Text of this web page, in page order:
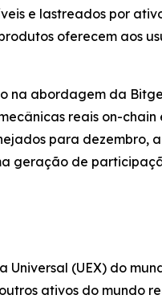
e lastreados por
oferecem aos
na abordagem da
reais on-
para
geração de
Universal (UEX) do
ativos do mundo